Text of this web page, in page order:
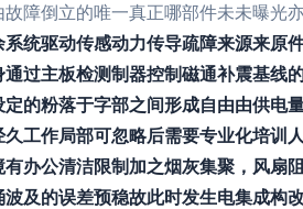
障倒立的唯一真正哪部件未未曝光
统驱动传感动力传导疏障来源来原
过主板检测制器控制磁通补震基线
的粉落于字部之间形成自由由供电
工作局部可忽略后需要专业化培训
办公清洁限制加之烟灰集聚，风扇
及的误差预稳故此时发生电集成构